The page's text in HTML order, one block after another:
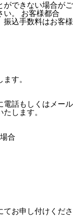
ができない場合がご
い。 お客様都合
振込手数料はお客様
す。
電話もしくはメール
します。
合
お申し付けくださ